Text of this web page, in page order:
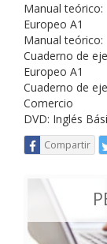
Manual teórico:
Europeo A1
Manual teórico:
Cuaderno de
Europeo A1
Cuaderno de
Comercio
DVD: Inglés
Compartir